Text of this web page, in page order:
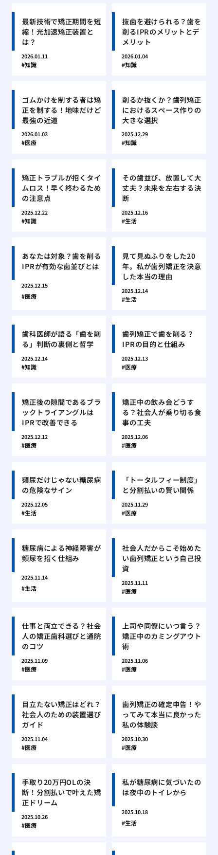
最新技術で矯正期間を短
縮！光加速矯正装置と
は？
2026.01.11
知識
抜歯を避けられる？歯を
削るIPRのメリットとデ
メリット
2026.01.04
知識
ゴムかけを制する者は矯
正を制する！地味だけど
最強の近道
2026.01.03
医療
削るか抜くか？歯列矯正
におけるスペース作りの
大きな選択
2025.12.29
知識
矯正トラブルが招くタイ
ムロス！早く終わるため
の注意点
2025.12.22
知識
その歯並び、放置して大
丈夫？未来を左右する決
断
2025.12.16
生活
あなたは対象？歯を削る
IPRが有効な歯並びとは
2025.12.15
医療
見て見ぬふりをした20
年。私が歯列矯正を決意
した本当の理由
2025.12.14
生活
歯科医師が語る「歯を削
る」判断の裏側と哲学
2025.12.14
知識
歯列矯正で歯を削る？
IPRの目的と仕組み
2025.12.13
医療
矯正後の隙間であるブラ
ックトライアングルは
IPRで改善できる
2025.12.12
医療
矯正中の飲み会どうす
る？社会人が乗り切る食
事の工夫
2025.12.06
医療
頻尿だけじゃない糖尿病
の危険なサイン
2025.12.05
生活
「トータルフィー制度」
と分割払いの賢い関係
2025.11.29
医療
糖尿病による神経障害が
頻尿を招く仕組み
2025.11.14
生活
社会人だからこそ始めた
い歯列矯正という自己投
資
2025.11.11
医療
仕事と両立できる？社会
人の矯正歯科選びと通院
のコツ
2025.11.09
医療
上司や同僚にいつ言う？
矯正中のカミングアウト
術
2025.11.06
医療
目立たない矯正はどれ？
社会人のための装置選び
ガイド
2025.11.04
医療
歯列矯正の確定申告！や
ってみて本当に良かった
私の体験談
2025.10.30
医療
手取り20万円OLの決
断！分割払いで叶えた矯
正ドリーム
2025.10.26
医療
私が糖尿病に気づいたの
は夜中のトイレから
2025.10.18
生活